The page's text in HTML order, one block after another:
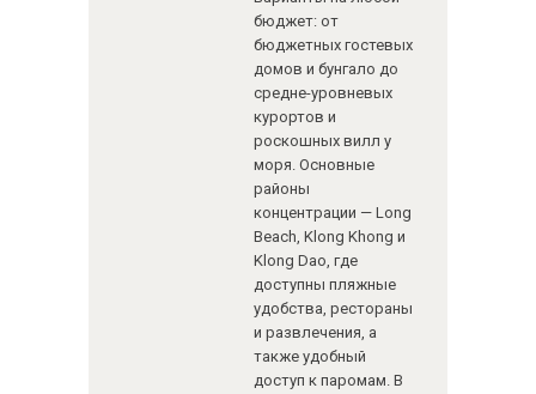
бюджет: от
бюджетных гостевых
домов и бунгало до
средне-уровневых
курортов и
роскошных вилл у
моря. Основные
районы
концентрации — Long
Beach, Klong Khong и
Klong Dao, где
доступны пляжные
удобства, рестораны
и развлечения, а
также удобный
доступ к паромам. В